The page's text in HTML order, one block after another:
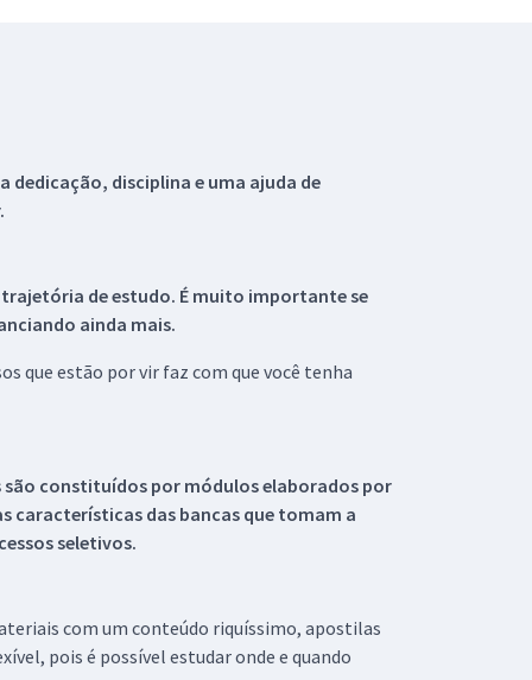
dedicação, disciplina e uma ajuda de
de estudo. É muito importante se
ainda mais.
que estão por vir faz com que você tenha
são constituídos por módulos elaborados por
características das bancas que tomam a
seletivos.
com um conteúdo riquíssimo, apostilas
pois é possível estudar onde e quando